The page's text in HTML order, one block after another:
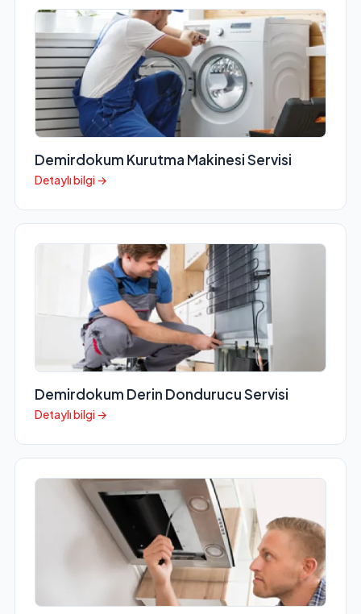
Demirdokum Kurutma Makinesi Servisi
Detaylı bilgi →
Demirdokum Derin Dondurucu Servisi
Detaylı bilgi →